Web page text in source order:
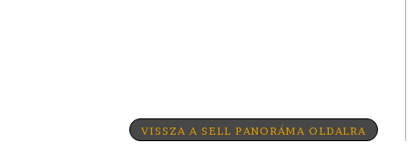
VISSZA A SELL PANORÁMA OLDALRA